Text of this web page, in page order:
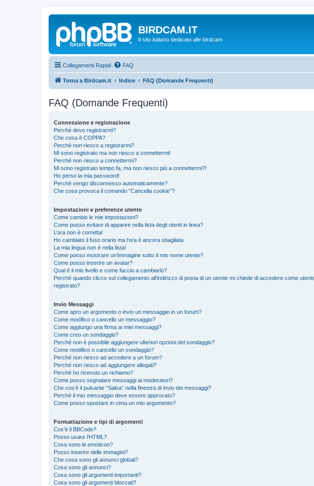
BIRDCAM.IT
Il sito italiano dedicato alle birdcam
Collegamenti Rapidi FAQ
Torna a Birdcam.it Indice FAQ (Domande Frequenti)
FAQ (Domande Frequenti)
Connessione e registrazione
Perché devo registrarmi?
Che cosa è COPPA?
Perché non riesco a registrarmi?
Mi sono registrato ma non riesco a connettermi!
Perché non riesco a connettermi?
Mi sono registrato tempo fa, ma non riesco più a connettermi?!
Ho perso la mia password!
Perché vengo disconnesso automaticamente?
Che cosa provoca il comando “Cancella cookie”?
Impostazioni e preferenze utente
Come cambio le mie impostazioni?
Come posso evitare di apparire nella lista degli utenti in linea?
L’ora non è corretta!
Ho cambiato il fuso orario ma l’ora è ancora sbagliata
La mia lingua non è nella lista!
Come posso mostrare un’immagine sotto il mio nome utente?
Come posso inserire un avatar?
Qual è il mio livello e come faccio a cambiarlo?
Perché quando clicco sul collegamento all’indirizzo di posta di un utente mi chiede di accedere come
registrato?
Invio Messaggi
Come apro un argomento o invio un messaggio in un forum?
Come modifico o cancello un messaggio?
Come aggiungo una firma ai miei messaggi?
Come creo un sondaggio?
Perché non è possibile aggiungere ulteriori opzioni del sondaggio?
Come modifico o cancello un sondaggio?
Perché non riesco ad accedere a un forum?
Perché non riesco ad aggiungere allegati?
Perché ho ricevuto un richiamo?
Come posso segnalare messaggi ai moderatori?
Che cos’è il pulsante “Salva” nella finestra di invio dei messaggi?
Perché il mio messaggio deve essere approvato?
Come posso spostare in cima un mio argomento?
Formattazione e tipi di argomenti
Cos’è il BBCode?
Posso usare l’HTML?
Cosa sono le emoticon?
Posso inserire delle immagini?
Che cosa sono gli annunci globali?
Cosa sono gli annunci?
Cosa sono gli argomenti importanti?
Cosa sono gli argomenti bloccati?